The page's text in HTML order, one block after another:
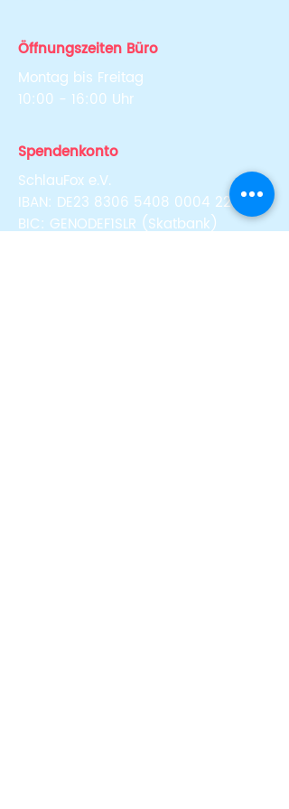
Öffnungszeiten Büro
Montag bis Freitag
10:00 - 16:00 Uhr
Spendenkonto
SchlauFox e.V.
IBAN: DE23 8306 5408 0004 220781
BIC: GENODEF1SLR (Skatbank)